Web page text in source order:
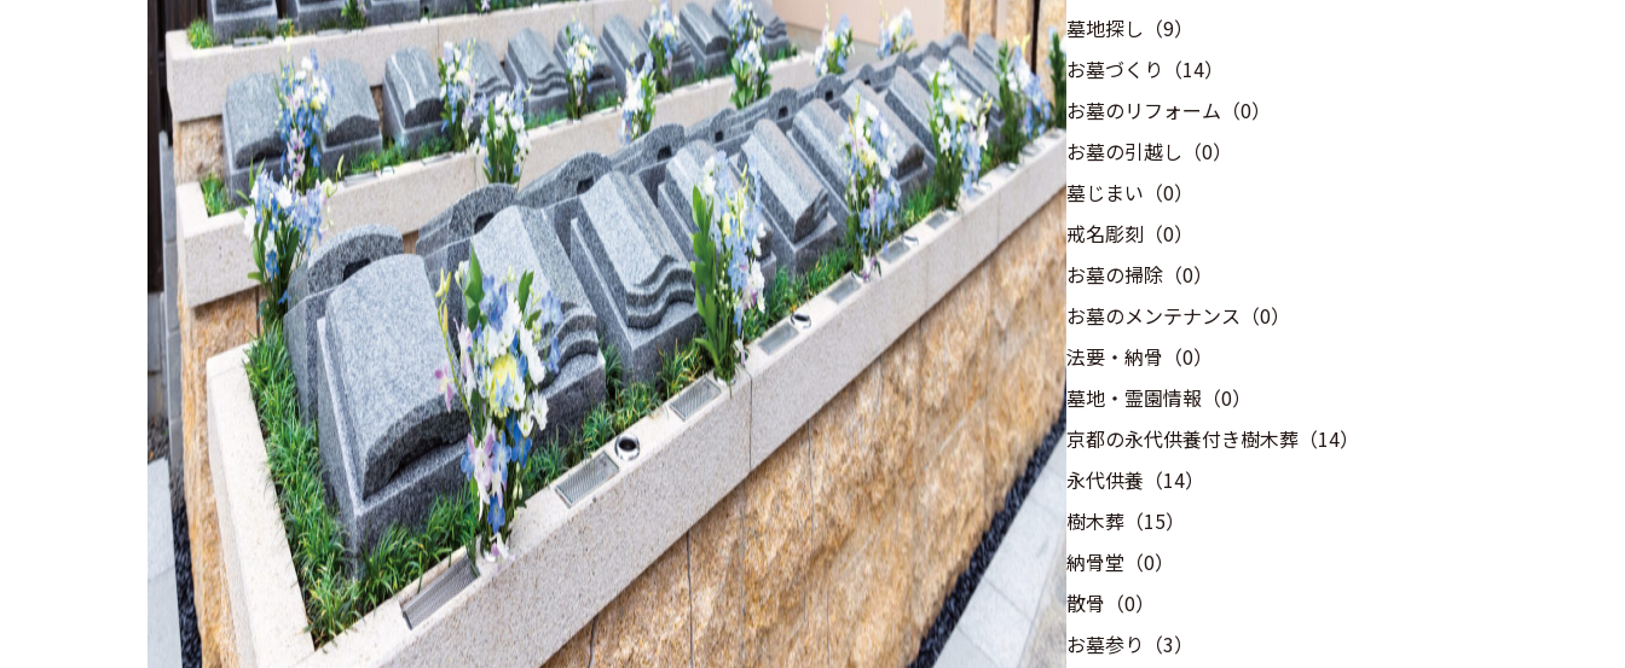
墓地探し（9）
お墓づくり（14）
お墓のリフォーム（0）
お墓の引越し（0）
墓じまい（0）
戒名彫刻（0）
お墓の掃除（0）
お墓のメンテナンス（0）
法要・納骨（0）
墓地・霊園情報（0）
京都の永代供養付き樹木葬（14）
永代供養（14）
樹木葬（15）
納骨堂（0）
散骨（0）
お墓参り（3）